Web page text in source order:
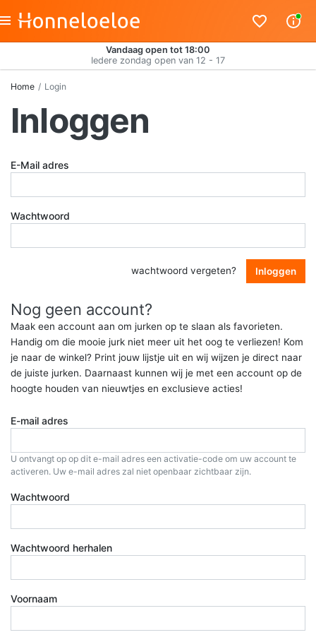
Vandaag open tot 18:00
Iedere zondag open van 12 - 17
Home Login
Inloggen
E-Mail adres
Wachtwoord
wachtwoord vergeten? Inloggen
Nog geen account?
Maak een account aan om jurken op te slaan als favorieten.
Handig om die mooie jurk niet meer uit het oog te verliezen! Kom
je naar de winkel? Print jouw lijstje uit en wij wijzen je direct naar
de juiste jurken. Daarnaast kunnen wij je met een account op de
hoogte houden van nieuwtjes en exclusieve acties!
E-mail adres
U ontvangt op op dit e-mail adres een activatie-code om uw account te
activeren. Uw e-mail adres zal niet openbaar zichtbaar zijn.
Wachtwoord
Wachtwoord herhalen
Voornaam